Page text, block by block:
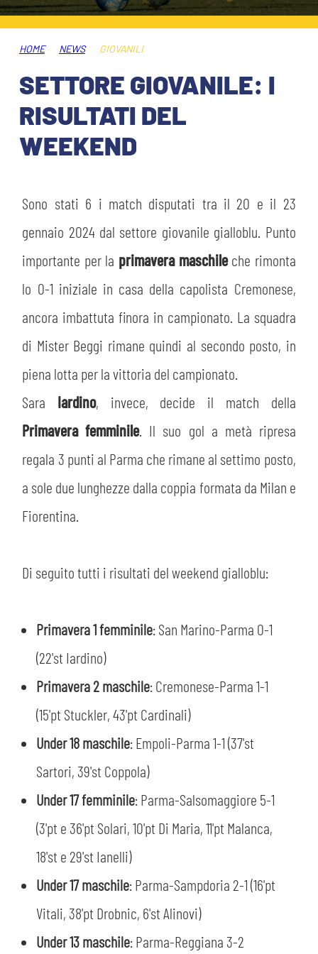
HOSPITALITY
MUSEUM CLUB EXPERIENCE
BIGLIETTI
ABBONAMENTI
INFO BIGLIETTI
TARDINI CARD
TRASFERTE
TICKET GIFT CARD
SHOP
ESPORTS
ORGANIGRAMMA
MUTTI TRAINING CENTER
MUSEO
SLO
LAVORA CON NOI
INFORMATIVA FINANZIARIA
STADIO TARDINI
MEDIA
CSR
LEGENDS
PARTNER
HOME NEWS GIOVANILI
SETTORE GIOVANILE: I
RISULTATI DEL
WEEKEND
Sono stati 6 i match disputati tra il 20 e il 23
gennaio 2024 dal settore giovanile gialloblu. Punto
importante per la primavera maschileche rimonta
lo 0-1 iniziale in casa della capolista Cremonese,
ancora imbattuta finora in campionato. La squadra
di Mister Beggi rimane quindi al secondo posto, in
piena lotta per la vittoria del campionato.
Sara Iardino, invece, decide il match della
Primavera femminile. Il suo gol a metà ripresa
regala 3 punti al Parma che rimane al settimo posto,
a sole due lunghezze dalla coppia formata da Milan e
Fiorentina.
Di seguito tutti i risultati del weekend gialloblu:
Primavera 1 femminile: San Marino-Parma 0-1
(22'st Iardino)
Primavera 2 maschile: Cremonese-Parma 1-1
(15'pt Stuckler, 43'pt Cardinali)
Under 18 maschile: Empoli-Parma 1-1 (37'st
Sartori, 39'st Coppola)
Under 17 femminile: Parma-Salsomaggiore 5-1
(3'pt e 36'pt Solari, 10'pt Di Maria, 11'pt Malanca,
18'st e 29'st Ianelli)
Under 17 maschile: Parma-Sampdoria 2-1 (16'pt
Vitali, 38'pt Drobnic, 6'st Alinovi)
Under 13 maschile: Parma-Reggiana 3-2